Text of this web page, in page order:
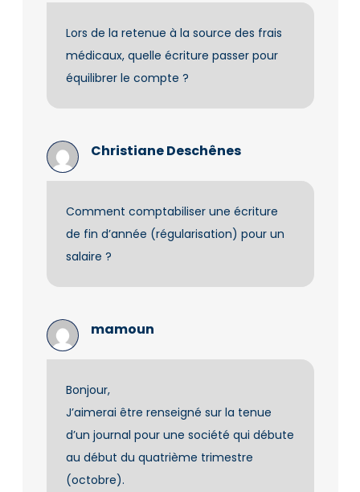
Lors de la retenue à la source des frais
médicaux, quelle écriture passer pour
équilibrer le compte ?
Christiane Deschênes
Comment comptabiliser une écriture
de fin d’année (régularisation) pour un
salaire ?
mamoun
Bonjour,
J’aimerai être renseigné sur la tenue
d’un journal pour une société qui débute
au début du quatrième trimestre
(octobre).